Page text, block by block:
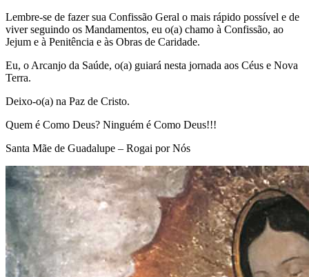
Lembre-se de fazer sua Confissão Geral o mais rápido possível e de
viver seguindo os Mandamentos, eu o(a) chamo à Confissão, ao
Jejum e à Penitência e às Obras de Caridade.
Eu, o Arcanjo da Saúde, o(a) guiará nesta jornada aos Céus e Nova
Terra.
Deixo-o(a) na Paz de Cristo.
Quem é Como Deus? Ninguém é Como Deus!!!
Santa Mãe de Guadalupe – Rogai por Nós